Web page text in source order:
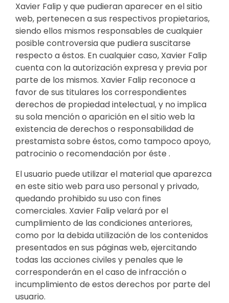
Xavier Falip y que pudieran aparecer en el sitio
web, pertenecen a sus respectivos propietarios,
siendo ellos mismos responsables de cualquier
posible controversia que pudiera suscitarse
respecto a éstos. En cualquier caso, Xavier Falip
cuenta con la autorización expresa y previa por
parte de los mismos. Xavier Falip reconoce a
favor de sus titulares los correspondientes
derechos de propiedad intelectual, y no implica
su sola mención o aparición en el sitio web la
existencia de derechos o responsabilidad de
prestamista sobre éstos, como tampoco apoyo,
patrocinio o recomendación por éste .
El usuario puede utilizar el material que aparezca
en este sitio web para uso personal y privado,
quedando prohibido su uso con fines
comerciales. Xavier Falip velará por el
cumplimiento de las condiciones anteriores,
como por la debida utilización de los contenidos
presentados en sus páginas web, ejercitando
todas las acciones civiles y penales que le
corresponderán en el caso de infracción o
incumplimiento de estos derechos por parte del
usuario.